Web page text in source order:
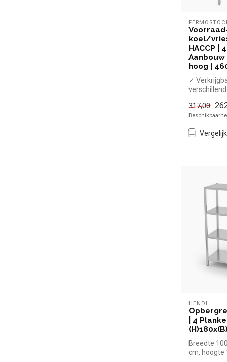
koel/
HACCP |
Aanbouw
hoog |
✓
460 mm
✓ 4 N...
317,00
Vergelijk
HENDI
| 4
Breedte
cm, hoogte